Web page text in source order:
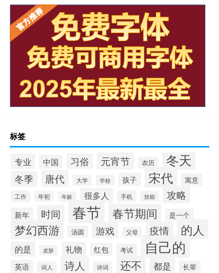
标签
专业 中国 习俗 元宵节 农历 冬天
冬季 唐代 大学 学校 孩子 宋代 寓意
工作 年初 年龄 很多人 手机 技能 攻略
新年 时间 春节 春节期间 是一个
梦幻西游 汤圆 游戏 父母 疫情 的人
的是 皮肤 礼物 红包 考试 自己的
英语 词人 诗人 诗词 还不 都是 长辈